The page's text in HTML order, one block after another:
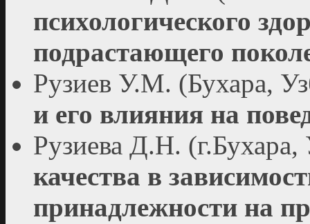
психологического
подрастающего
Рузиев У.М. (Бухара,
и его влияния на
Рузиева Д.Н. (г.Бухара,
качества в
принадлежности на